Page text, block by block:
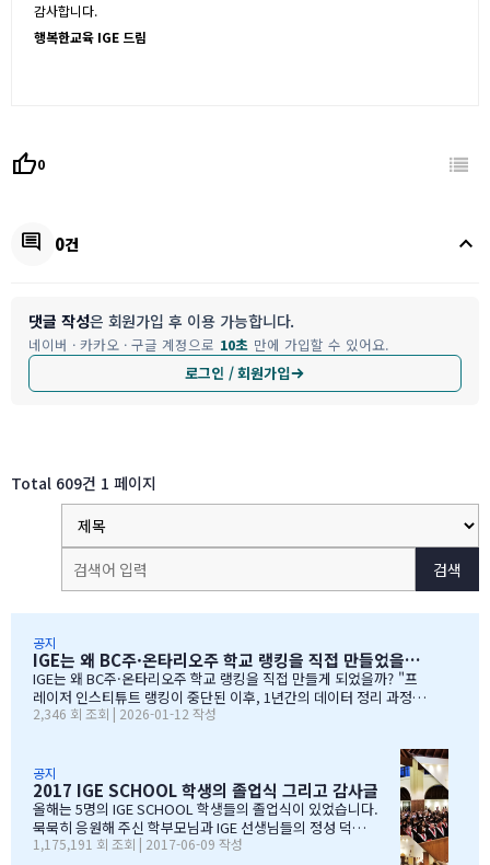
감사합니다.
행복한교육 IGE 드림
thumb_up0
comment 0건 keyboard_arrow_up
댓글 작성은 회원가입 후 이용 가능합니다.
네이버 · 카카오 · 구글 계정으로 10초 만에 가입할 수 있어요.
로그인 / 회원가입
Total 609건 1 페이지
검색
공지
IGE는 왜 BC주·온타리오주 학교 랭킹을 직접 만들었을까?
IGE는 왜 BC주·온타리오주 학교 랭킹을 직접 만들게 되었을까? "프
레이저 인스티튜트 랭킹이 중단된 이후, 1년간의 데이터 정리 과정을
공유합니다" 처음부터 랭킹을 만들려던 건 아니었습니다 IGE도 그동
er Institute)의 랭킹을 참고해왔습니다. 학교 상담 시 참고 자료로
활용하기 좋았습니다. 그런데 문제가 생겼습니다. BC주 세컨더리 랭
킹이 지난 7~8년 동안 업데이트되지 않고 있었습니다. 최근 자료로 B
C주 세컨더리 학교들의 현황을 파악하고 싶었는데, 참고할 만한 데이
터가 없어 어려움이 있었습니다. 그래서 직접 자료를 찾아보기 시작
했습니다. '혹시 어딘가에 최신 학업 데이터가 있지 않을까?' 하는 마
2,346 회 조회 | 2026-01-12 작성
공지
2017 IGE SCHOOL 학생의 졸업식 그리고 감사글
올해는 5명의 IGE SCHOOL 학생들의 졸업식이 있었습니다.
묵묵히 응원해 주신 학부모님과 IGE 선생님들의 정성 덕에
모두 원하는 대학에 진학을 하게 되었음을 진심으로 감사드
1,175,191 회 조회 | 2017-06-09 작성